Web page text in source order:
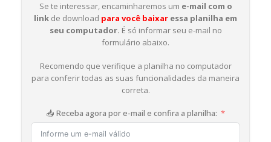
Se te interessar, encaminharemos um e-mail com o
link de download para você baixar essa planilha em
seu computador. É só informar seu e-mail no
formulário abaixo.
Recomendo que verifique a planilha no computador
para conferir todas as suas funcionalidades da maneira
correta.
📥 Receba agora por e-mail e confira a planilha: